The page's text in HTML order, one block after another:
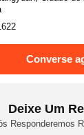
Converse
Deixe Um
Responderemos